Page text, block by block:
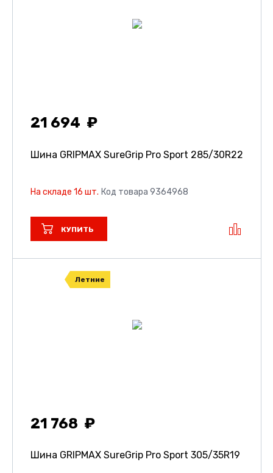
21 694
Шина GRIPMAX SureGrip Pro Sport 285/30R22
На складе 16 шт. Код товара 9364968
КУПИТЬ
Летние
21 768
Шина GRIPMAX SureGrip Pro Sport 305/35R19